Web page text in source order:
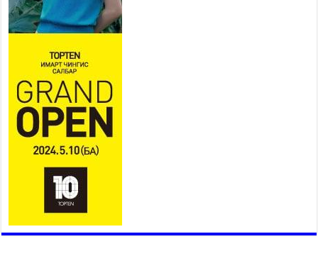
Тусгай замын автобус /BRT/ төслийн удирдах
хорооны ээлжит хуралдаан боллоо
Ерөнхий сайд Н.Учрал БНХАУ-аас Монгол Улсад
суугаа Элчин сайд Шэнь Миньжюанийг хүлээн
авч уулзав
2026 оны 7 сар 21 / 16 цаг 39 минут
БҮГД НАЙРАМДАХ ТАЖИКИСТАН УЛСТАЙ
ЭДИЙН ЗАСГИЙН ХАМТЫН АЖИЛЛАГААГ
ӨРГӨЖҮҮЛНЭ
2026 оны 7 сар 21 / 16 цаг 34 минут
26,992 суралцагч хотхоны бага сургуульд, 8100
суралцагч төрөлжсөн ахлах сургуульд
суралцана
2026 оны 7 сар 21 / 13 цаг 43 минут